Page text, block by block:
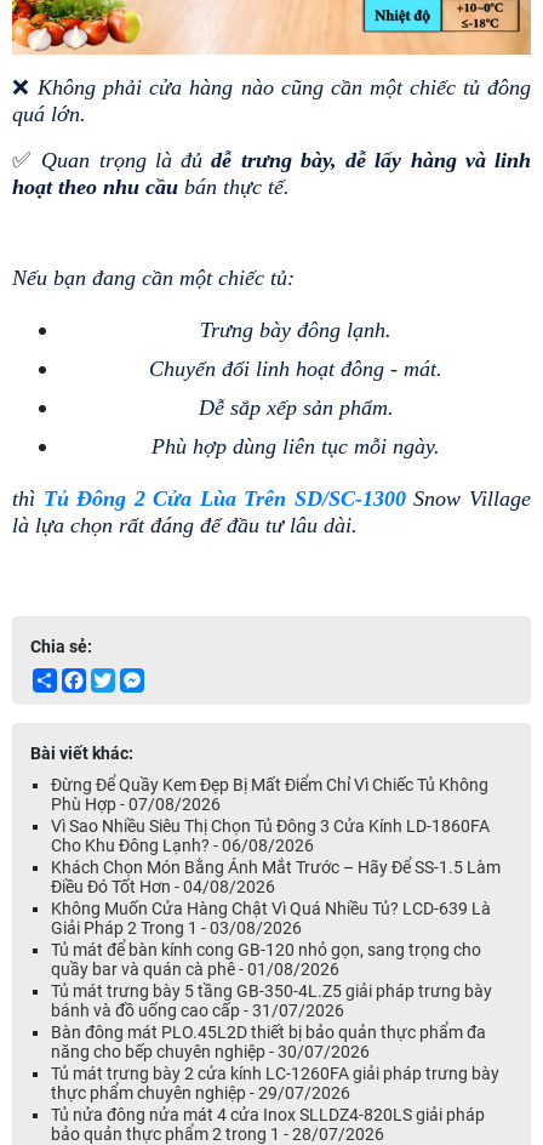
❌ Không phải cửa hàng nào cũng cần một chiếc tủ đông
quá lớn.
✅ Quan trọng là đủ dễ trưng bày, dễ lấy hàng và linh
hoạt theo nhu cầu bán thực tế.
Nếu bạn đang cần một chiếc tủ:
Trưng bày đông lạnh.
Chuyển đổi linh hoạt đông - mát.
Dễ sắp xếp sản phẩm.
Phù hợp dùng liên tục mỗi ngày.
thì Tủ Đông 2 Cửa Lùa Trên SD/SC-1300 Snow Village
là lựa chọn rất đáng để đầu tư lâu dài.
Chia sẻ:
ShareFacebook
Twitter
Bài viết khác:
Đừng Để Quầy Kem Đẹp Bị Mất Điểm Chỉ Vì Chiếc Tủ Không
Phù Hợp - 07/08/2026
Vì Sao Nhiều Siêu Thị Chọn Tủ Đông 3 Cửa Kính LD-1860FA
Cho Khu Đông Lạnh? - 06/08/2026
Khách Chọn Món Bằng Ánh Mắt Trước – Hãy Để SS-1.5 Làm
Điều Đó Tốt Hơn - 04/08/2026
Không Muốn Cửa Hàng Chật Vì Quá Nhiều Tủ? LCD-639 Là
Giải Pháp 2 Trong 1 - 03/08/2026
Tủ mát để bàn kính cong GB-120 nhỏ gọn, sang trọng cho
quầy bar và quán cà phê - 01/08/2026
Tủ mát trưng bày 5 tầng GB-350-4L.Z5 giải pháp trưng bày
bánh và đồ uống cao cấp - 31/07/2026
Bàn đông mát PLO.45L2D thiết bị bảo quản thực phẩm đa
năng cho bếp chuyên nghiệp - 30/07/2026
Tủ mát trưng bày 2 cửa kính LC-1260FA giải pháp trưng bày
thực phẩm chuyên nghiệp - 29/07/2026
Tủ nửa đông nửa mát 4 cửa Inox SLLDZ4-820LS giải pháp
bảo quản thực phẩm 2 trong 1 - 28/07/2026